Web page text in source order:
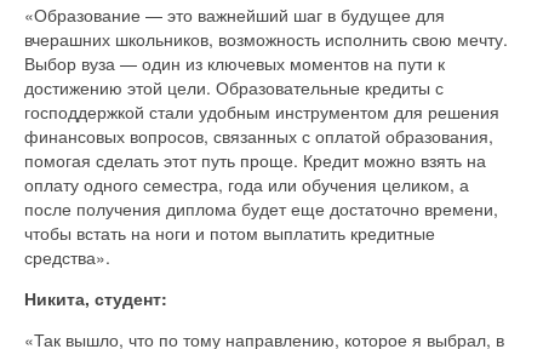
«Образование — это важнейший шаг в будущее для
вчерашних школьников, возможность исполнить свою мечту.
Выбор вуза — один из ключевых моментов на пути к
достижению этой цели. Образовательные кредиты с
господдержкой стали удобным инструментом для решения
финансовых вопросов, связанных с оплатой образования,
помогая сделать этот путь проще. Кредит можно взять на
оплату одного семестра, года или обучения целиком, а
после получения диплома будет еще достаточно времени,
чтобы встать на ноги и потом выплатить кредитные
средства».
Никита, студент:
«Так вышло, что по тому направлению, которое я выбрал, в